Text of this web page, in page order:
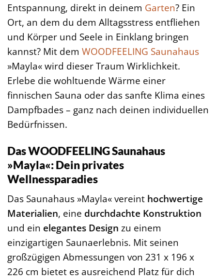
Entspannung, direkt in deinem Garten? Ein
Ort, an dem du dem Alltagsstress entfliehen
und Körper und Seele in Einklang bringen
kannst? Mit dem WOODFEELING Saunahaus
»Mayla« wird dieser Traum Wirklichkeit.
Erlebe die wohltuende Wärme einer
finnischen Sauna oder das sanfte Klima eines
Dampfbades – ganz nach deinen individuellen
Bedürfnissen.
Das WOODFEELING Saunahaus
»Mayla«: Dein privates
Wellnessparadies
Das Saunahaus »Mayla« vereint hochwertige
Materialien, eine durchdachte Konstruktion
und ein elegantes Design zu einem
einzigartigen Saunaerlebnis. Mit seinen
großzügigen Abmessungen von 231 x 196 x
226 cm bietet es ausreichend Platz für dich